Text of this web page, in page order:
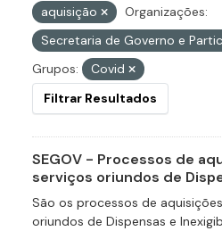
aquisição
Organizações:
Secretaria de Governo e
Grupos:
Covid
Filtrar Resultados
SEGOV - Processos de
serviços oriundos de
São os processos de
oriundos de Dispensas e